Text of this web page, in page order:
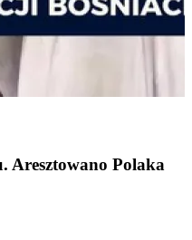
Aresztowano Polaka